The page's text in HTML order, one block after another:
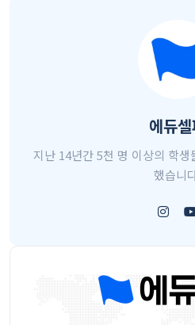
에듀
지난 14년간 5천 명 이상의 학생
했습니